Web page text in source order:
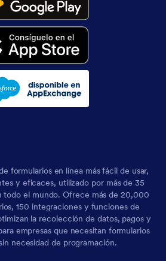
formularios en línea más fácil de usar,
y eficaces, utilizado por más de 35
todo el mundo. Ofrece más de 20,000
150 integraciones y funciones de
la recolección de datos, pagos y
empresas que necesitan formularios
necesidad de programación.